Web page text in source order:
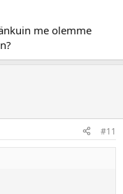
me olemme
#11